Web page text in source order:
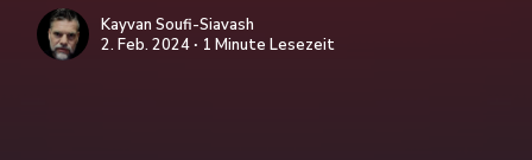
Kayvan Soufi-Siavash
2. Feb. 2024 ∙ 1 Minute Lesezeit